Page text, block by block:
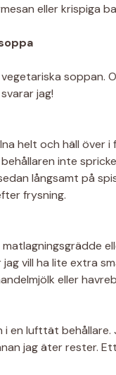
eller krispiga
soppan.
jag!
helt och häll över
inte
långsamt på
frysning.
vill ha lite extra
eller
en lufttät behållare.
jag äter rester.